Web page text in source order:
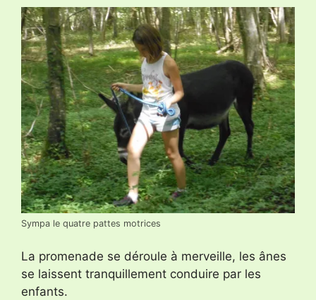
Sympa le quatre pattes motrices
La promenade se déroule à merveille, les ânes
se laissent tranquillement conduire par les
enfants.